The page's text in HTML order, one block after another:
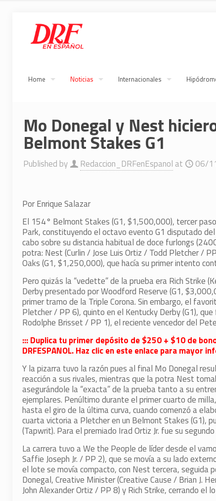
Home Noticias Internacionales
Mo Donegal y Nest
Belmont Stakes G1
Published by Redaccion_DRFenEspanol at 06/
Por Enrique Salazar
El 154° Belmont Stakes (G1, $1,500,000), tercer
Park, constituyendo el octavo evento G1 disputado
cabo sobre su distancia habitual de doce furlongs
potra: Nest (Curlin / Jose Luis Ortiz / Todd Pletcher /
Oaks (G1, $1,250,000), que hacía su primer intento
Pero quizás la “vedette” de la prueba era Rich Strike
Derby presentado por Woodford Reserve (G1,
primer tramo de la Triple Corona. Sin embargo, el
Pletcher / PP 6), quinto en el Kentucky Derby (G1),
Rodolphe Brisset / PP 1), el reciente vencedor del
::: Duplica tu primer depósito de $250 + $10 de
DRFESPANOL. Haz clic en este enlace para mayor
Y la pizarra tuvo la razón pues al final Mo Donegal
reacción a sus rivales, mientras que la potra Nest
asegurándole la “exacta” de la prueba tanto a su
ejemplares. Penúltimo durante el primer cuarto de
hasta el giro de la última curva, cuando comenzó a
cuarta victoria a Pletcher en un Belmont Stakes (G1),
(Tapwrit). Para el premiado Irad Ortiz Jr. fue su
La carrera tuvo a We the People de líder desde el
Saffie Joseph Jr. / PP 2), que se movía a su lado
el lote se movía compacto, con Nest tercera, seguida
Donegal, Creative Minister (Creative Cause / Brian J.
John Alexander Ortiz / PP 8) y Rich Strike, cerrando el